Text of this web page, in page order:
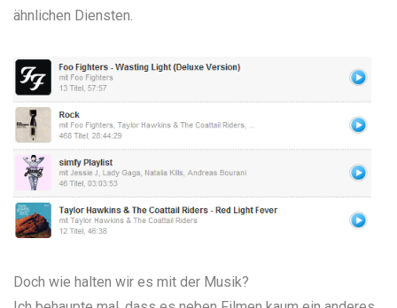
ähnlichen Diensten.
Doch wie halten wir es mit der Musik?